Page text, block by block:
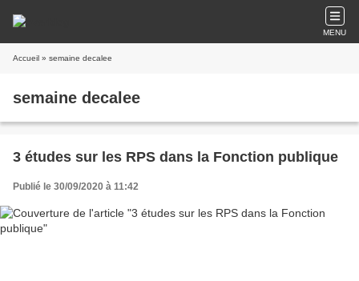
MENU
Accueil » semaine decalee
semaine decalee
3 études sur les RPS dans la Fonction publique
Publié le 30/09/2020 à 11:42